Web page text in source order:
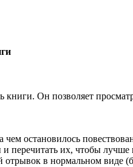
Он позволяет
чем остановилось
перечитать их, чтобы лучше
отрывок в нормальном